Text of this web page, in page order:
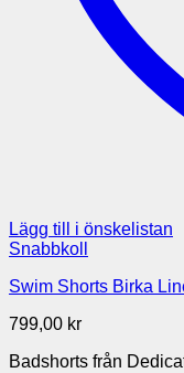
Lägg till i önskelistan
Snabbkoll
Swim Shorts Birka
799,00 kr
Badshorts från